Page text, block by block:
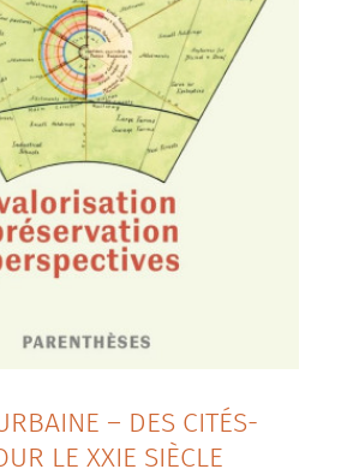
– DES CITÉS-
LE XXIE SIÈCLE